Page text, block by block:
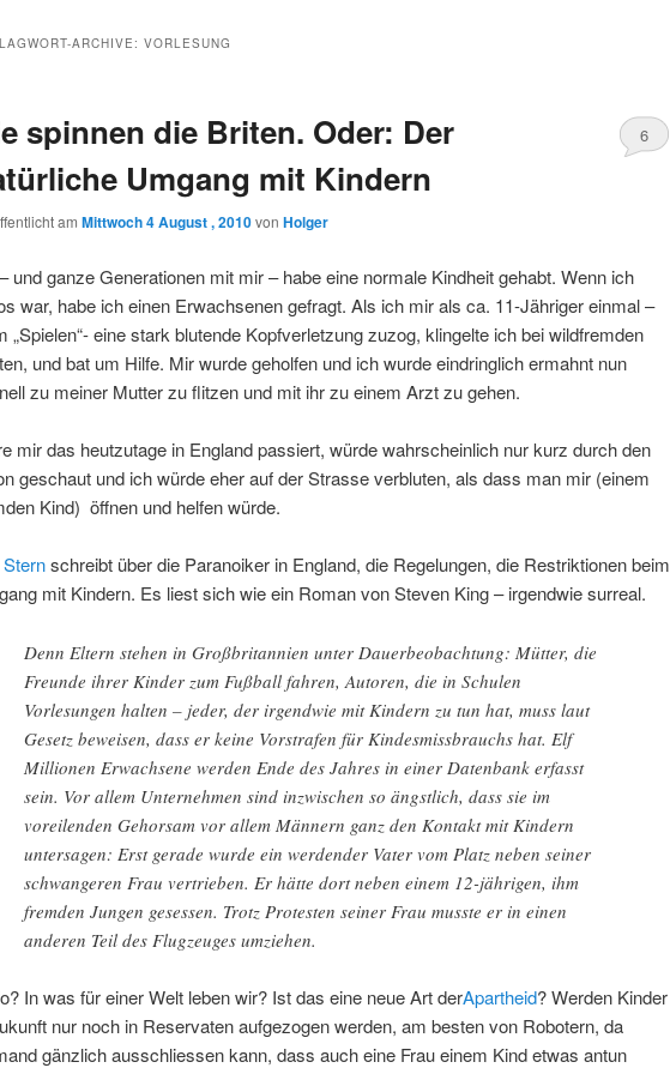
ARCHIVE: VORLESUNG
spinnen die Briten. Oder: Der
Umgang mit Kindern
am Mittwoch 4 August , 2010von Holger
6
und ganze Generationen mit mir – habe eine normale Kindheit gehabt. Wenn ich
war, habe ich einen Erwachsenen gefragt. Als ich mir als ca. 11-Jähriger einmal –
„Spielen“- eine stark blutende Kopfverletzung zuzog, klingelte ich bei wildfremden
und bat um Hilfe. Mir wurde geholfen und ich wurde eindringlich ermahnt nun
zu meiner Mutter zu flitzen und mit ihr zu einem Arzt zu gehen.
mir das heutzutage in England passiert, würde wahrscheinlich nur kurz durch den
geschaut und ich würde eher auf der Strasse verbluten, als dass man mir (einem
Kind) öffnen und helfen würde.
Sternschreibt über die Paranoiker in England, die Regelungen, die Restriktionen beim
mit Kindern. Es liest sich wie ein Roman von Steven King – irgendwie surreal.
Denn Eltern stehen in Großbritannien unter Dauerbeobachtung: Mütter, die
Freunde ihrer Kinder zum Fußball fahren, Autoren, die in Schulen
Vorlesungen halten – jeder, der irgendwie mit Kindern zu tun hat, muss laut
Gesetz beweisen, dass er keine Vorstrafen für Kindesmissbrauchs hat. Elf
Millionen Erwachsene werden Ende des Jahres in einer Datenbank erfasst
sein. Vor allem Unternehmen sind inzwischen so ängstlich, dass sie im
voreilenden Gehorsam vor allem Männern ganz den Kontakt mit Kindern
untersagen: Erst gerade wurde ein werdender Vater vom Platz neben seiner
schwangeren Frau vertrieben. Er hätte dort neben einem 12-jährigen, ihm
fremden Jungen gesessen. Trotz Protesten seiner Frau musste er in einen
anderen Teil des Flugzeuges umziehen.
In was für einer Welt leben wir? Ist das eine neue Art derApartheid? Werden Kinder
nur noch in Reservaten aufgezogen werden, am besten von Robotern, da
gänzlich ausschliessen kann, dass auch eine Frau einem Kind etwas antun